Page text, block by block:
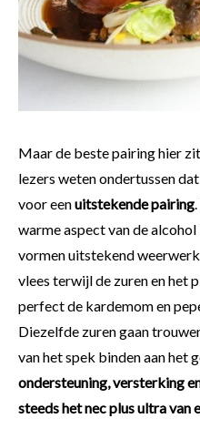
Maar de beste pairing hier
lezers weten ondertussen
voor eenuitstekende pairing
warme aspect van de alcohol
vormen uitstekend
vlees terwijl de zuren en het
perfect de kardemom en
Diezelfde zuren gaan
van het spek binden aan het
ondersteuning, versterking
steeds het nec plus ultra van